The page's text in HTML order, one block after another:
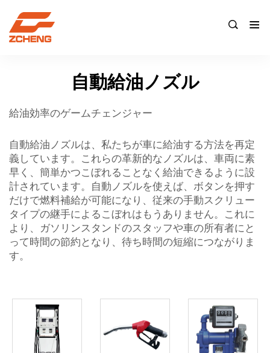

自動給油ノズル
給油効率のゲームチェンジャー
自動給油ノズルは、私たちが車に給油する方法を再定
義しています。これらの革新的なノズルは、車両に素
早く、簡単かつこぼれることなく給油できるように設
計されています。自動ノズルを使えば、ボタンを押す
だけで燃料補給が可能になり、従来の手動スクリュー
タイプの継手によるこぼれはもうありません。これに
より、ガソリンスタンドのスタッフや車の所有者にと
って時間の節約となり、待ち時間の短縮につながりま
す。